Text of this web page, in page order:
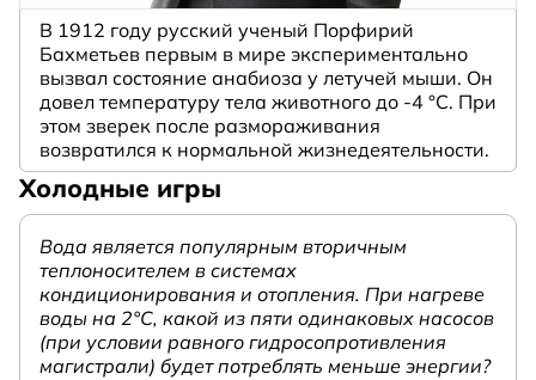
В 1912 году русский ученый Порфирий
Бахметьев первым в мире экспериментально
вызвал состояние анабиоза у летучей мыши. Он
довел температуру тела животного до -4 °C. При
этом зверек после размораживания
возвратился к нормальной жизнедеятельности.
Холодные игры
Вода является популярным вторичным
теплоносителем в системах
кондиционирования и отопления. При нагреве
воды на 2°С, какой из пяти одинаковых насосов
(при условии равного гидросопротивления
магистрали) будет потреблять меньше энергии?